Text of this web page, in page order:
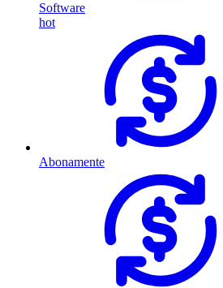
Software
hot
Abonamente